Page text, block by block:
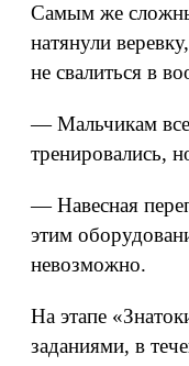
Самым же
натянули
не свалиться в
— Мальчикам
тренировались,
— Навесная
этим
невозможно.
На этапе
заданиями, в